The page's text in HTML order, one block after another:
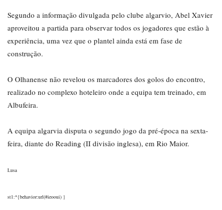
Segundo a informação divulgada pelo clube algarvio, Abel Xavier
aproveitou a partida para observar todos os jogadores que estão à
experiência, uma vez que o plantel ainda está em fase de
construção.
O Olhanense não revelou os marcadores dos golos do encontro,
realizado no complexo hoteleiro onde a equipa tem treinado, em
Albufeira.
A equipa algarvia disputa o segundo jogo da pré-época na sexta-
feira, diante do Reading (II divisão inglesa), em Rio Maior.
Lusa
st1:*{behavior:url(#ieooui) }